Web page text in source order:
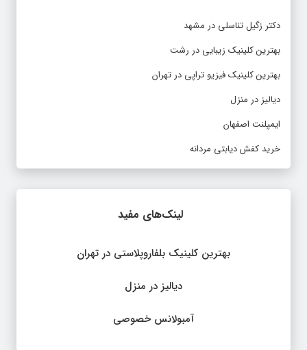
دکتر زگیل تناسلی در مشهد
بهترین کلینیک زیبایی در رشت
بهترین کلینیک فیزیو تراپی در تهران
دیالیز در منزل
ایمپلنت اصفهان
خرید کفش دیابتی مردانه
لینک‌های مفید
بهترین کلینیک بلفاروپلاستی در تهران
دیالیز در منزل
آمبولانس خصوصی